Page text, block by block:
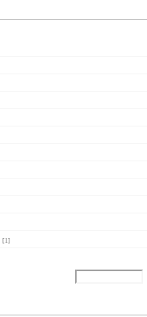
[1]